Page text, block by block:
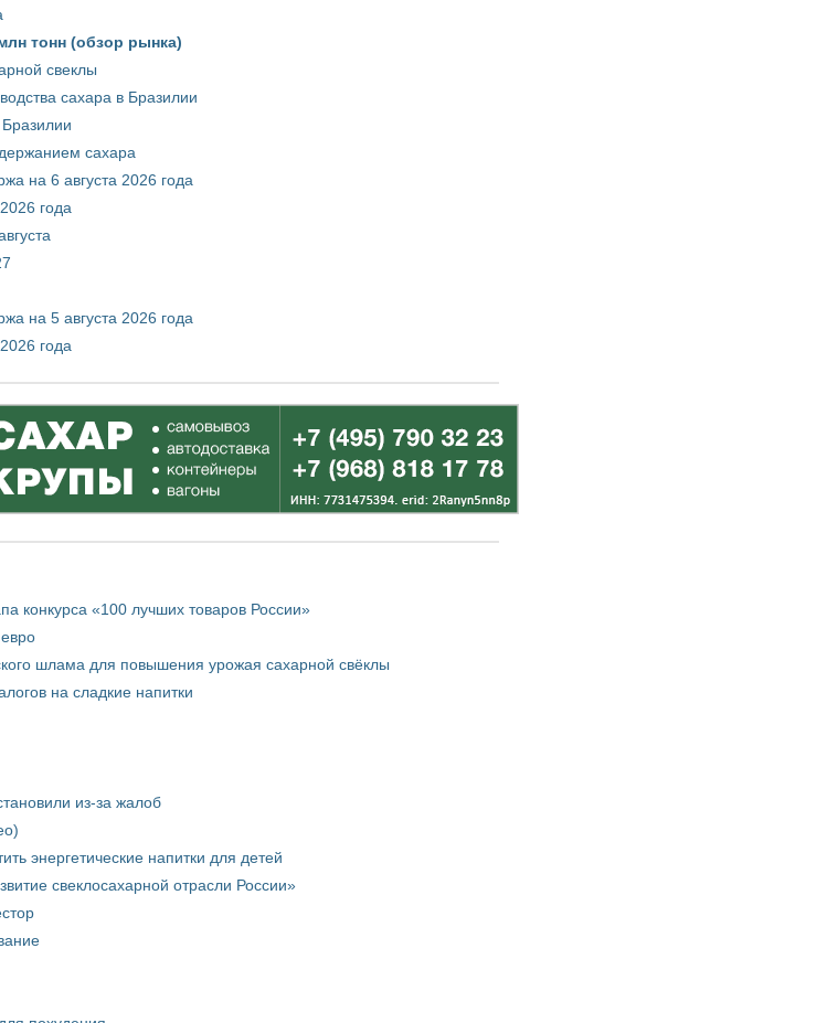
тонн (обзор рынка)
свеклы
сахара в Бразилии
сахара
на 6 августа 2026 года
года
на 5 августа 2026 года
года
конкурса «100 лучших товаров России»
шлама для повышения урожая сахарной свёклы
на сладкие напитки
из-за жалоб
энергетические напитки для детей
свеклосахарной отрасли России»